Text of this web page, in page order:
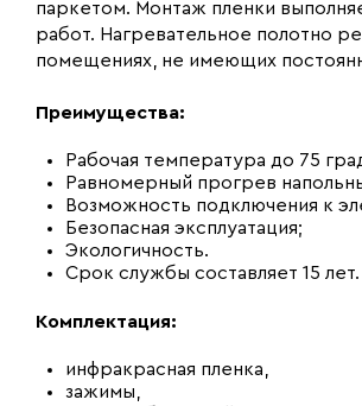
паркетом. Монтаж пленки
работ. Нагревательное полотно
помещениях, не имеющих
Преимущества:
Рабочая температура до 75
Равномерный прогрев
Возможность подключения к
Безопасная эксплуатация;
Экологичность.
Срок службы составляет 15 лет.
Комплектация:
инфракрасная пленка,
зажимы,